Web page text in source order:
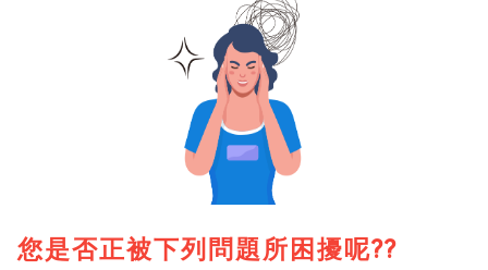
您是否正被下列問題所困擾呢??